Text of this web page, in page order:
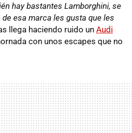
hay bastantes Lamborghini, se
esa marca les gusta que les
llega haciendo ruido un Audi
con unos escapes que no